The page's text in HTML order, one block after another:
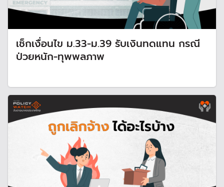
เช็กเงื่อนไข ม.33-ม.39 รับเงินทดแทน กรณี
ป่วยหนัก-ทุพพลภาพ